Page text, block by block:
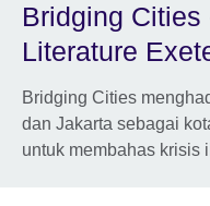
Bridging
Literature
Bridging Cities
dan Jakarta sebagai
untuk membahas krisis